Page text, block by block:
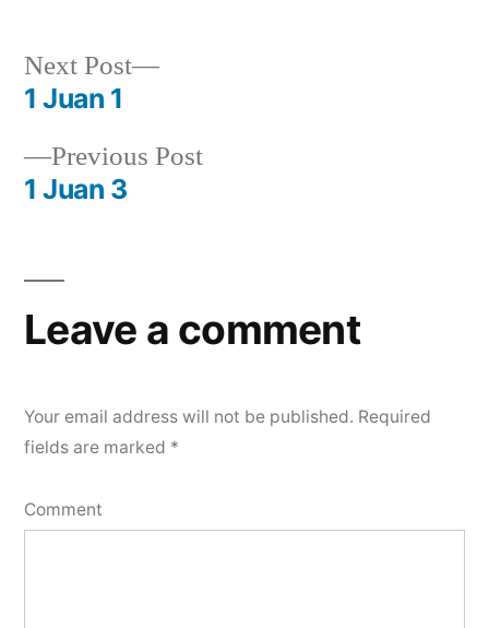
Post
navigation
Previous PostPrevious
1 Juan 3
Next Post
Next
1 Juan 1
Leave a comment
Your email address will not be published. Required
fields are marked *
Comment